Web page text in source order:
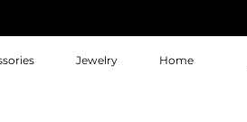
Jewelry Home